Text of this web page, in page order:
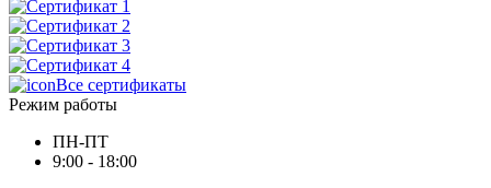
Все сертификаты
Режим работы
ПН-ПТ
9:00 - 18:00